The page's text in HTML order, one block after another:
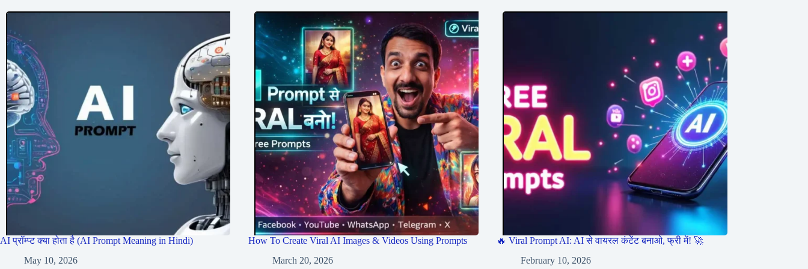
AI प्रॉम्प्ट क्या होता है (AI Prompt Meaning in Hindi)
May 10, 2026
How To Create Viral AI Images & Videos Using Prompts
March 20, 2026
🔥 Viral Prompt AI: AI से वायरल कंटेंट बनाओ, फ्री में! 🚀
February 10, 2026